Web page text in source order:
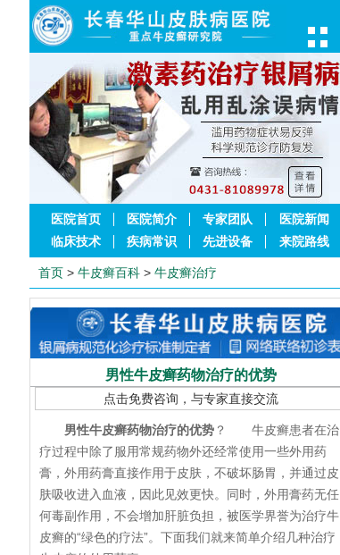
医院首页 医院简介 专家团队
医院新闻
临床技术
疾病常识 先进设备 来院路线
首页 > 牛皮癣百科 > 牛皮癣治疗
男性牛皮癣药物治疗的优势
点击免费咨询，与专家直接交流
男性牛皮癣药物治疗的优势 ？ 牛皮癣患者在治
疗过程中除了服用常规药物外还经常使用一些外用药
膏，外用药膏直接作用于皮肤，不破坏肠胃，并通过皮
肤吸收进入血液，因此见效更快。同时，外用膏药无任
何毒副作用，不会增加肝脏负担，被医学界誉为治疗牛
皮癣的“绿色的疗法”。下面我们就来简单介绍几种治疗